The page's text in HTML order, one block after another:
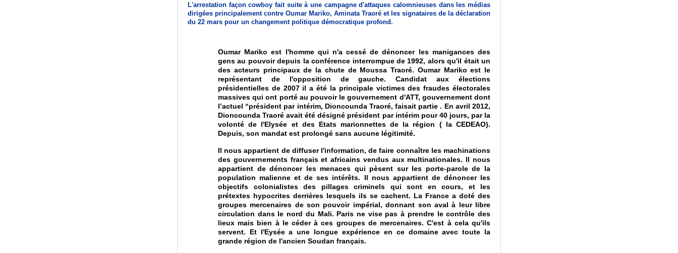
L'arrestation façon cowboy fait suite à une campagne d'attaques calomnieuses dans les médias
dirigées principalement contre Oumar Mariko, Aminata Traoré et les signataires de la déclaration
du 22 mars pour un changement politique démocratique profond.
Oumar Mariko est l'homme qui n'a cessé de dénoncer les manigances des
gens au pouvoir depuis la conférence interrompue de 1992, alors qu'il était un
des acteurs principaux de la chute de Moussa Traoré. Oumar Mariko est le
représentant de l'opposition de gauche. Candidat aux élections
présidentielles de 2007 il a été la principale victimes des fraudes électorales
massives qui ont porté au pouvoir le gouvernement d'ATT, gouvernement dont
l’actuel “président par intérim, Dioncounda Traoré, faisait partie . En avril 2012,
Dioncounda Traoré avait été désigné président par intérim pour 40 jours, par la
volonté de l'Elysée et des Etats marionnettes de la région ( la CEDEAO).
Depuis, son mandat est prolongé sans aucune légitimité.
Il nous appartient de diffuser l'information, de faire connaître les machinations
des gouvernements français et africains vendus aux multinationales. Il nous
appartient de dénoncer les menaces qui pèsent sur les porte-parole de la
population malienne et de ses intérêts. Il nous appartient de dénoncer les
objectifs colonialistes des pillages criminels qui sont en cours, et les
prétextes hypocrites derrières lesquels ils se cachent. La France a doté des
groupes mercenaires de son pouvoir impérial, donnant son aval à leur libre
circulation dans le nord du Mali. Paris ne vise pas à prendre le contrôle des
lieux mais bien à le céder à ces groupes de mercenaires. C'est à cela qu'ils
servent. Et l'Eysée a une longue expérience en ce domaine avec toute la
grande région de l'ancien Soudan français.